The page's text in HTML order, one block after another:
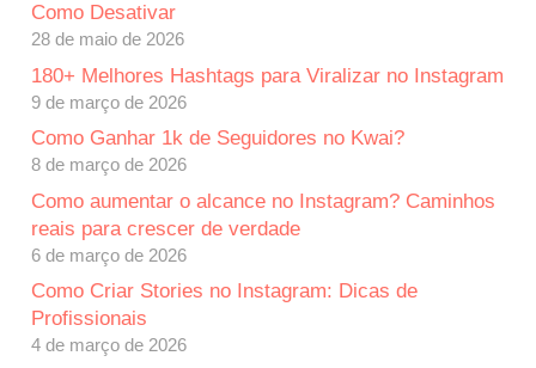
Como Desativar
28 de maio de 2026
180+ Melhores Hashtags para Viralizar no Instagram
9 de março de 2026
Como Ganhar 1k de Seguidores no Kwai?
8 de março de 2026
Como aumentar o alcance no Instagram? Caminhos
reais para crescer de verdade
6 de março de 2026
Como Criar Stories no Instagram: Dicas de
Profissionais
4 de março de 2026